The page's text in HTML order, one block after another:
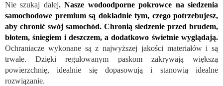
Nie szukaj dalej.Nasze wodoodporne pokrowce na siedzenia
samochodowe premium są dokładnie tym, czego potrzebujesz,
aby chronić swój samochód. Chronią siedzenie przed brudem,
błotem, śniegiem i deszczem, a dodatkowo świetnie wyglądają.
Ochraniacze wykonane są z najwyższej jakości materiałów i są
trwałe. Dzięki regulowanym paskom zakrywają większą
powierzchnię, idealnie się dopasowują i stanowią idealne
rozwiązanie.